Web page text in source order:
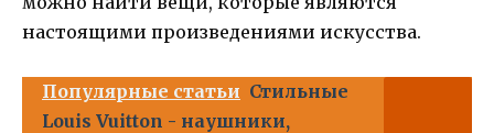
настоящими произведениями искусства.
Популярные статьи Стильные
Louis Vuitton - наушники,